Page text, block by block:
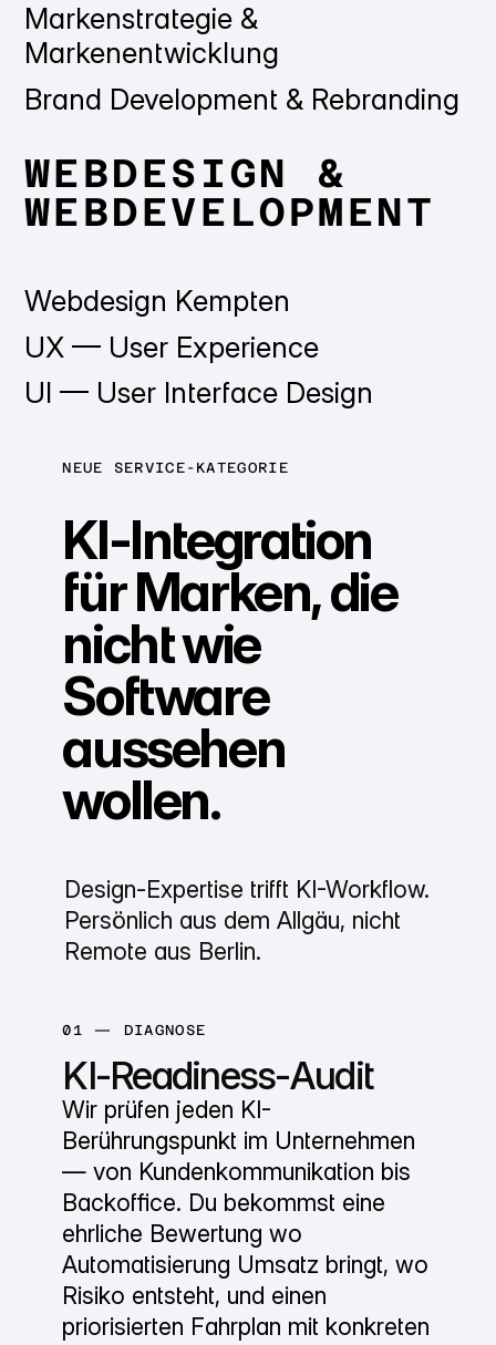
Markenstrategie &
Markenentwicklung
Brand Development & Rebranding
WEBDESIGN &
WEBDEVELOPMENT
Webdesign Kempten
UX — User Experience
UI — User Interface Design
NEUE SERVICE-KATEGORIE
KI-Integration
für Marken, die
nicht wie
Software
aussehen
wollen.
Design-Expertise trifft KI-Workflow.
Persönlich aus dem Allgäu, nicht
Remote aus Berlin.
01 — DIAGNOSE
KI-Readiness-Audit
Wir prüfen jeden KI-
Berührungspunkt im Unternehmen
— von Kundenkommunikation bis
Backoffice. Du bekommst eine
ehrliche Bewertung wo
Automatisierung Umsatz bringt, wo
Risiko entsteht, und einen
priorisierten Fahrplan mit konkreten